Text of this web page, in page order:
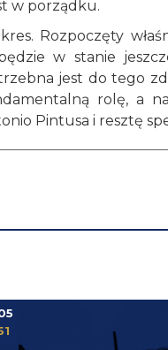
w porządku.
Rozpoczęty
w stanie
jest do tego
rolę, a
Pintusa i resztę